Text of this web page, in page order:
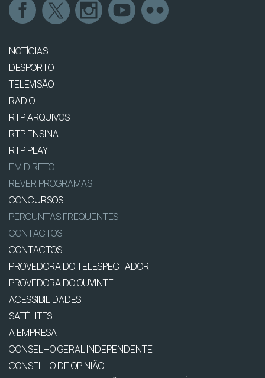
NOTÍCIAS
DESPORTO
TELEVISÃO
RÁDIO
RTP ARQUIVOS
RTP ENSINA
RTP PLAY
EM DIRETO
REVER PROGRAMAS
CONCURSOS
PERGUNTAS FREQUENTES
CONTACTOS
CONTACTOS
PROVEDORA DO TELESPECTADOR
PROVEDORA DO OUVINTE
ACESSIBILIDADES
SATÉLITES
A EMPRESA
CONSELHO GERAL INDEPENDENTE
CONSELHO DE OPINIÃO